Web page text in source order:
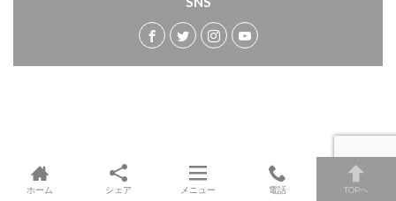
カテゴリー
ホーム シェア メニュー 電話 TOPへ